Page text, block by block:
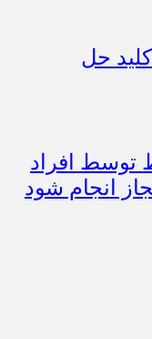
حل
توسط افراد
انجام شود